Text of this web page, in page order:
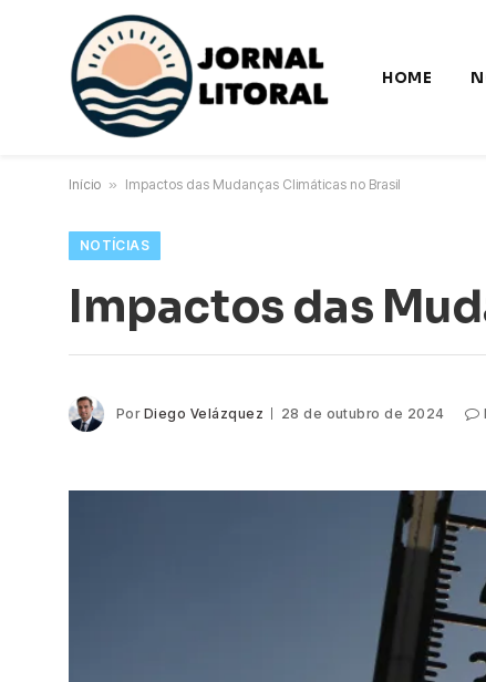
HOME
Início » Impactos das Mudanças Climáticas no Brasil
NOTÍCIAS
Impactos das
Por Diego Velázquez 28 de outubro de 2024